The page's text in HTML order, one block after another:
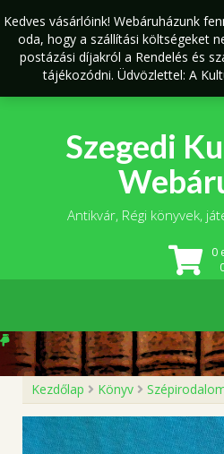
to
content
Szegedi
Antikvár, Régi könyvek,
0
Kezdőlap Könyv
Kedves vásárlóink! Webáruházunk
oda, hogy a szállítási költségeket
postázási díjakról a Rendelés és
tájékozódni. Üdvözlettel: A